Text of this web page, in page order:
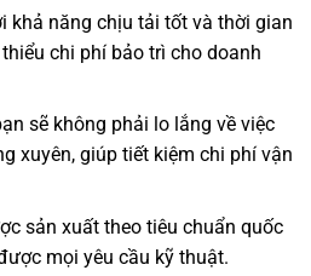
khả năng chịu tải tốt và thời gian
chi phí bảo trì cho doanh
sẽ không phải lo lắng về việc
xuyên, giúp tiết kiệm chi phí vận
sản xuất theo tiêu chuẩn quốc
mọi yêu cầu kỹ thuật.